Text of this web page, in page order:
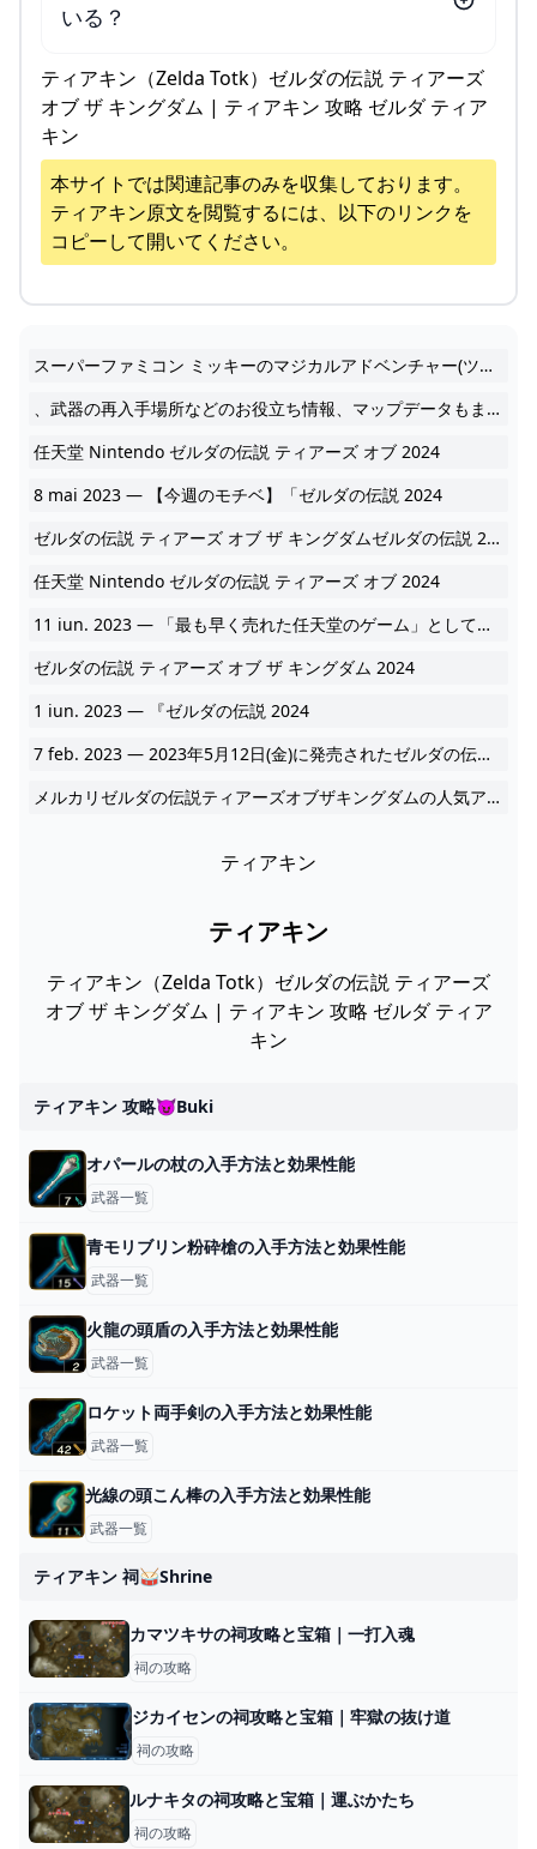
いる？
ティアキン（Zelda Totk）ゼルダの伝説 ティアーズ
オブ ザ キングダム | ティアキン 攻略 ゼルダ ティア
キン
本サイトでは関連記事のみを収集しております。
ティアキン原文を閲覧するには、以下のリンクを
コピーして開いてください。
スーパーファミコン ミッキーのマジカルアドベンチャー(ツヤあり、かなり美品) 「ゼルダの伝説 ティアーズ オブ 2024
、武器の再入手場所などのお役立ち情報、マップデータもまとめていますので、ゼルダの伝説 ティアーズオブザキングダムの攻略にお役立てください。 ティアキン攻略Wiki・ゼルダの伝説ティアーズオブザキングダムティアキン攻略Wiki・ゼルダの伝説ティアーズオブザキングダム. 2023年5月30日. ティアキントップバナー. 目次. 2024
任天堂 Nintendo ゼルダの伝説 ティアーズ オブ 2024
8 mai 2023 — 【今週のモチベ】「ゼルダの伝説 2024
ゼルダの伝説 ティアーズ オブ ザ キングダムゼルダの伝説 2024
任天堂 Nintendo ゼルダの伝説 ティアーズ オブ 2024
11 iun. 2023 — 「最も早く売れた任天堂のゲーム」としてギネス世界記録に登録されたNintendo 2024
ゼルダの伝説 ティアーズ オブ ザ キングダム 2024
1 iun. 2023 — 『ゼルダの伝説 2024
7 feb. 2023 — 2023年5月12日(金)に発売されたゼルダの伝説ティアーズオブザキングダム 2024
メルカリゼルダの伝説ティアーズオブザキングダムの人気アイテム「メルカリ」でお得に通販、誰でも安心して簡単に売り買いが楽しめるフリマサービスです。 ゼルダ の 伝説 ティアーズ オブザ 2024
ティアキン
ティアキン
ティアキン（Zelda Totk）ゼルダの伝説 ティアーズ
オブ ザ キングダム | ティアキン 攻略 ゼルダ ティア
キン
ティアキン 攻略😈buki
オパールの杖の入手方法と効果性能
武器一覧
青モリブリン粉砕槍の入手方法と効果性能
武器一覧
火龍の頭盾の入手方法と効果性能
武器一覧
ロケット両手剣の入手方法と効果性能
武器一覧
光線の頭こん棒の入手方法と効果性能
武器一覧
ティアキン 祠🥁shrine
カマツキサの祠攻略と宝箱｜一打入魂
祠の攻略
ジカイセンの祠攻略と宝箱｜牢獄の抜け道
祠の攻略
ルナキタの祠攻略と宝箱｜運ぶかたち
祠の攻略